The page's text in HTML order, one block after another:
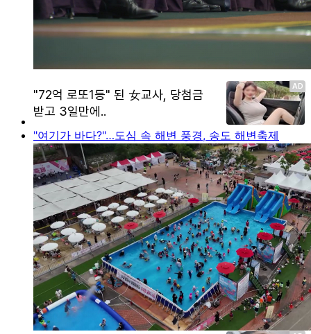
"여기가 바다?"…도심 속 해변 풍경, 송도 해변축제